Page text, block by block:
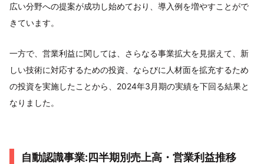
広い分野への提案が成功し始めており、導入例を増やすことがで
きています。
一方で、営業利益に関しては、さらなる事業拡大を見据えて、新
しい技術に対応するための投資、ならびに人材面を拡充するため
の投資を実施したことから、2024年3月期の実績を下回る結果と
なりました。
自動認識事業:四半期別売上高・営業利益推移